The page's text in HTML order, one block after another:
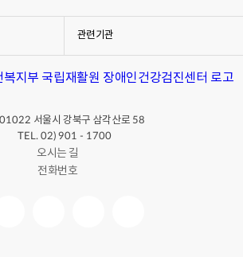
관련기관
01022 서울시 강북구 삼각산로 58
TEL. 02) 901 - 1700
오시는 길
전화번호